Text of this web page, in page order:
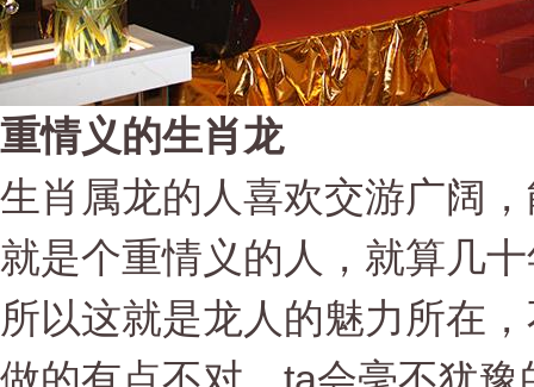
重情义的生肖龙
生肖属龙的人喜欢交游广阔
就是个重情义的人，就算几
所以这就是龙人的魅力所在